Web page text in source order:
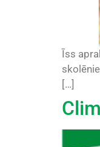
Īss
[…]